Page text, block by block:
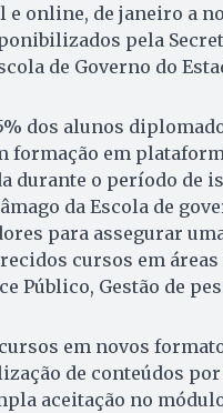
e online, de janeiro a
pela
de Governo do
dos alunos
formação em
durante o período de
da Escola de
para assegurar
cursos em
Público, Gestão de
em novos
de conteúdos
aceitação no